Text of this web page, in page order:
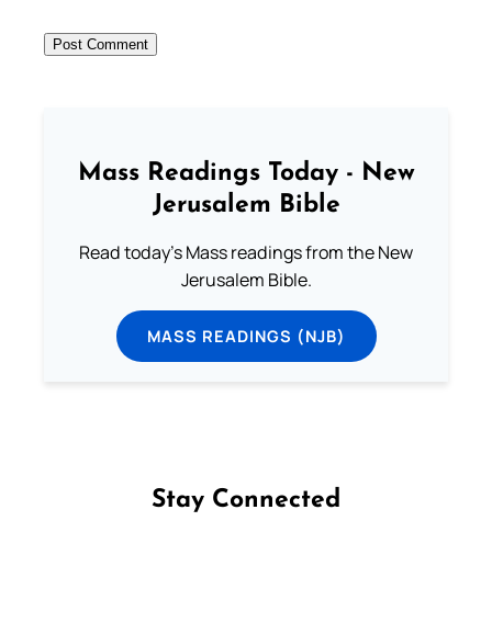
Mass Readings Today - New
Jerusalem Bible
Read today's Mass readings from the New
Jerusalem Bible.
MASS READINGS (NJB)
Stay Connected